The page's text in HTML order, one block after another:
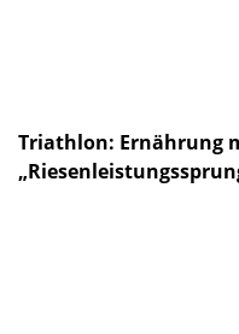
Triathlon: Ernährung